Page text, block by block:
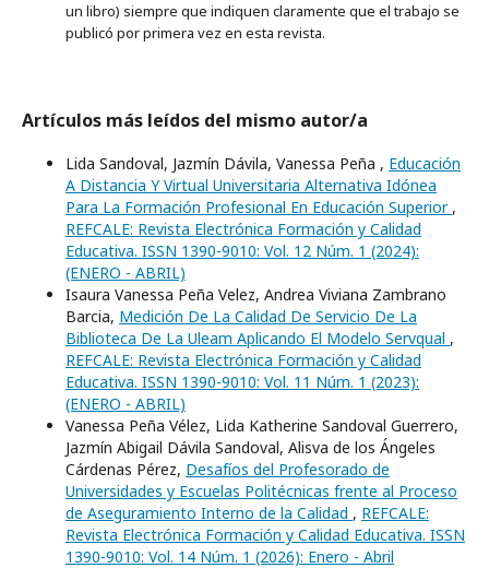
un libro) siempre que indiquen claramente que el trabajo se
publicó por primera vez en esta revista.
Artículos más leídos del mismo autor/a
Lida Sandoval, Jazmín Dávila, Vanessa Peña , Educación
A Distancia Y Virtual Universitaria Alternativa Idónea
Para La Formación Profesional En Educación Superior ,
REFCALE: Revista Electrónica Formación y Calidad
Educativa. ISSN 1390-9010: Vol. 12 Núm. 1 (2024):
(ENERO - ABRIL)
Isaura Vanessa Peña Velez, Andrea Viviana Zambrano
Barcia, Medición De La Calidad De Servicio De La
Biblioteca De La Uleam Aplicando El Modelo Servqual ,
REFCALE: Revista Electrónica Formación y Calidad
Educativa. ISSN 1390-9010: Vol. 11 Núm. 1 (2023):
(ENERO - ABRIL)
Vanessa Peña Vélez, Lida Katherine Sandoval Guerrero,
Jazmín Abigail Dávila Sandoval, Alisva de los Ángeles
Cárdenas Pérez, Desafíos del Profesorado de
Universidades y Escuelas Politécnicas frente al Proceso
de Aseguramiento Interno de la Calidad , REFCALE:
Revista Electrónica Formación y Calidad Educativa. ISSN
1390-9010: Vol. 14 Núm. 1 (2026): Enero - Abril